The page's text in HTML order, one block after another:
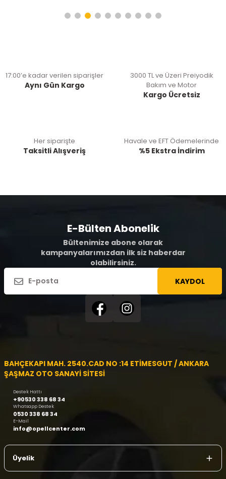
17:00’e kadar verilen siparişler
Aynı Gün Kargo
3000 TL ve Üzeri Preiyodik
Bakım ve Motor
Kargo Ücretsiz
Her siparişte
Taksitli Alışveriş
Havale ve EFT Ödemelerinde
%5 Ekstra İndirim
E-Bülten Abonelik
Bültenimize abone olarak
kampanyalarımızdan ilk siz haberdar
olabilirsiniz.
KAYDOL
BAHÇEKAPI MAH. 2540.CAD NO :14 ETİMESGUT / ANKARA
ŞAŞMAZ OTO SANAYİ SİTESİ
Destek Hattı
+90530 338 68 34
Whatsapp Destek
0530 338 68 34
E-Mail
info@opellcenter.com
Üyelik